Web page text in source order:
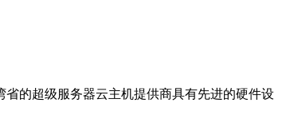
的超级服务器云主机提供商具有先进的硬件设